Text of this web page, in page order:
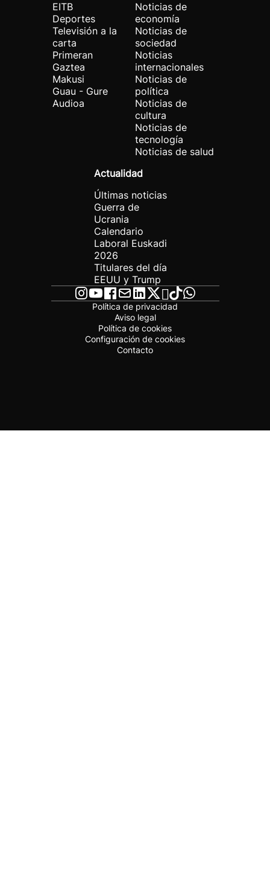
EITB
Deportes
Televisión a la
carta
Primeran
Gaztea
Makusi
Guau - Gure
Audioa
Noticias de
economía
Noticias de
sociedad
Noticias
internacionales
Noticias de
política
Noticias de
cultura
Noticias de
tecnología
Noticias de salud
Actualidad
Últimas noticias
Guerra de
Ucrania
Calendario
Laboral Euskadi
2026
Titulares del día
EEUU y Trump
Política de privacidad
Aviso legal
Política de cookies
Configuración de cookies
Contacto